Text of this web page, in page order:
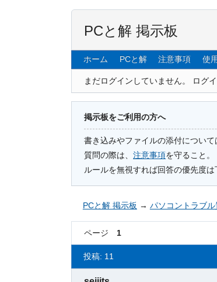
PCと解 掲示板
ホーム PCと解 注意事項 使
まだログインしていません。 ログ
掲示板をご利用の方へ
書き込みやファイルの添付について
質問の際は、 注意事項を守ること。
ルールを無視すれば回答の優先度
PCと解 掲示板 → パソコントラブル
ページ 1
投稿: 11